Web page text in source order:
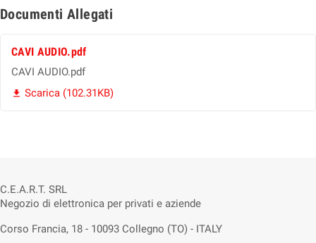
Documenti Allegati
CAVI AUDIO.pdf
CAVI AUDIO.pdf
 Scarica (102.31KB)
C.E.A.R.T. SRL
Negozio di elettronica per privati e aziende
Corso Francia, 18 - 10093 Collegno (TO) - ITALY